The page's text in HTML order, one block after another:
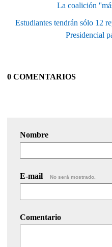
La coalición
Estudiantes tendrán sólo 12
Presidencial
0 COMENTARIOS
Nombre
E-mail No será mostrado.
Comentario